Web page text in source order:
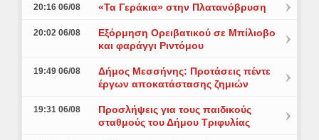
20:16 06/08 «Τα Γεράκια» στην Πλατανόβρυση
20:02 06/08
Εξόρμηση Ορειβατικού σε Μπίλιοβο
και φαράγγι Ριντόμου
19:49 06/08
Δήμος Μεσσήνης: Προτάσεις πέντε
έργων αποκατάστασης ζημιών
19:31 06/08
Προσλήψεις για τους παιδικούς
σταθμούς του Δήμου Τριφυλίας